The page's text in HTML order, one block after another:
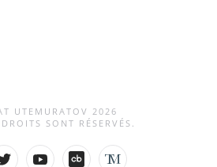
UTEMURATOV 2026
SONT RÉSERVÉS.